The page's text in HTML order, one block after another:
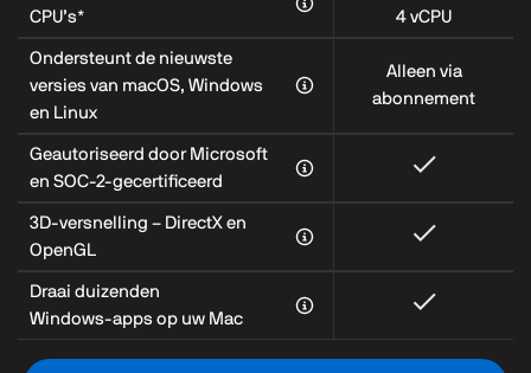
CPU’s*
4 vCPU
Ondersteunt de nieuwste
versies van macOS, Windows
en Linux
Alleen via
abonnement
Geautoriseerd door Microsoft
en SOC-2-gecertificeerd
3D‑versnelling – DirectX en
OpenGL
Draai duizenden
Windows‑apps op uw Mac